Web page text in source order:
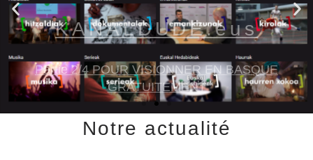
GRATUITEMENT
découvrez cette plateforme
Notre actualité